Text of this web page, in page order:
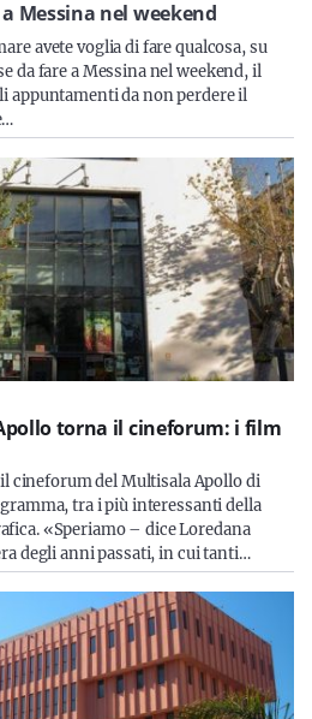
con le ultime news, iscriviti alla
Messina nel weekend
avete voglia di fare qualcosa, su
da fare a Messina nel weekend, il
appuntamenti da non perdere il
torna il cineforum: i film
cineforum del Multisala Apollo di
tra i più interessanti della
«Speriamo – dice Loredana
degli anni passati, in cui tanti…